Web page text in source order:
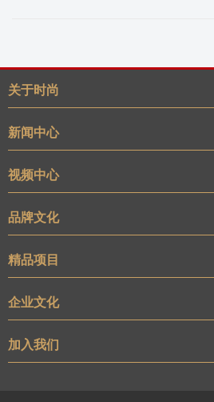
关于时尚
新闻中心
视频中心
品牌文化
精品项目
企业文化
加入我们